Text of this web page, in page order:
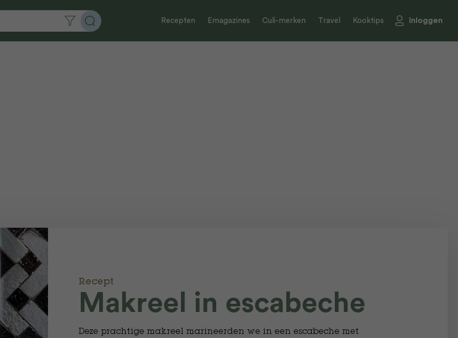
Recepten Emagazines Culi-merken Travel Kooktips Inloggen
Recept
Makreel in escabeche
Deze prachtige makreel marineerden we in een escabeche met